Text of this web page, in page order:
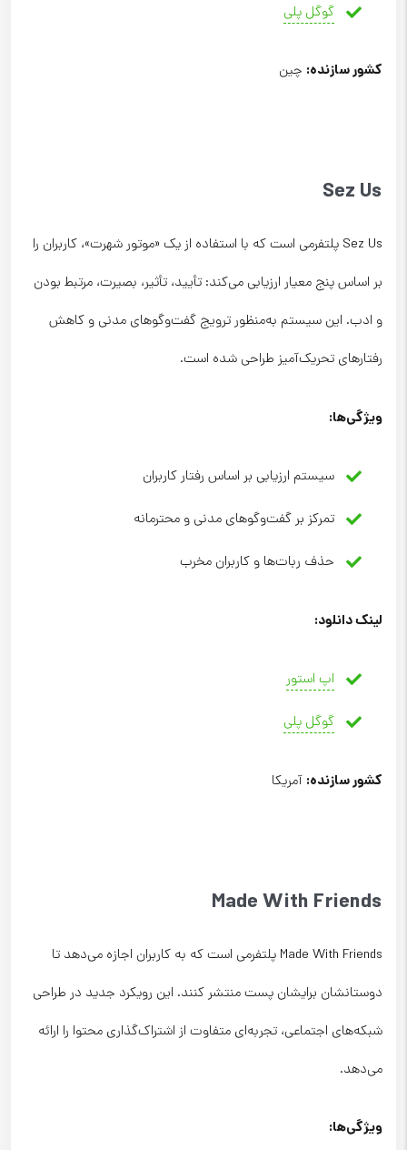
گوگل پلی
کشور سازنده: چین
Sez Us
Sez Us پلتفرمی است که با استفاده از یک «موتور شهرت»، کاربران را
بر اساس پنج معیار ارزیابی می‌کند: تأیید، تأثیر، بصیرت، مرتبط بودن
و ادب. این سیستم به‌منظور ترویج گفت‌وگوهای مدنی و کاهش
رفتارهای تحریک‌آمیز طراحی شده است.
ویژگی‌ها:
سیستم ارزیابی بر اساس رفتار کاربران
تمرکز بر گفت‌وگوهای مدنی و محترمانه
حذف ربات‌ها و کاربران مخرب
لینک دانلود:
اپ استور
گوگل پلی
کشور سازنده: آمریکا
Made With Friends
Made With Friends پلتفرمی است که به کاربران اجازه می‌دهد تا
دوستانشان برایشان پست منتشر کنند. این رویکرد جدید در طراحی
شبکه‌های اجتماعی، تجربه‌ای متفاوت از اشتراک‌گذاری محتوا را ارائه
می‌دهد.
ویژگی‌ها: